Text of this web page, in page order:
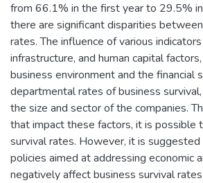
from 66.1% in the first year to 29.5%
there are significant disparities
rates. The influence of various
infrastructure, and human capital
business environment and the financial
departmental rates of business
the size and sector of the companies.
that impact these factors, it is possible
survival rates. However, it is
policies aimed at addressing economic
negatively affect business survival